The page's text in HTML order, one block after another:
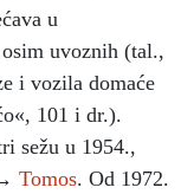
u
uvoznih (tal.,
i vozila domaće
101 i dr.).
sežu u 1954.,
Tomos. Od 1972.